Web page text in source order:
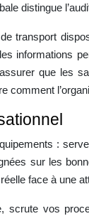
distingue
transport
informations
que les
:
sur les
face à une
scrute vos